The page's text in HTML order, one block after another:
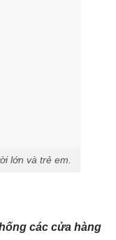
lớn và trẻ em.
các cửa hàng